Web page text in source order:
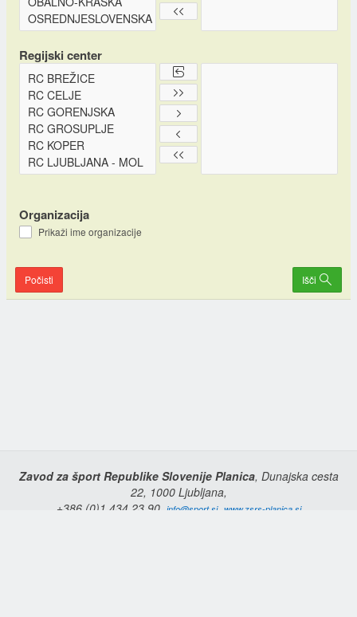
Regijski center
Organizacija
Prikaži ime organizacije
Počisti Išči
Zavod za šport Republike Slovenije Planica, Dunajska cesta
22, 1000 Ljubljana,
+386 (0)1 434 23 90, info@sport.si, www.zsrs-planica.si